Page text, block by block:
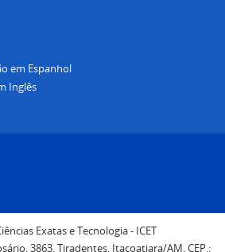
em Espanhol
Inglês
Exatas e Tecnologia - ICET
3863, Tiradentes, Itacoatiara/AM. CEP.: